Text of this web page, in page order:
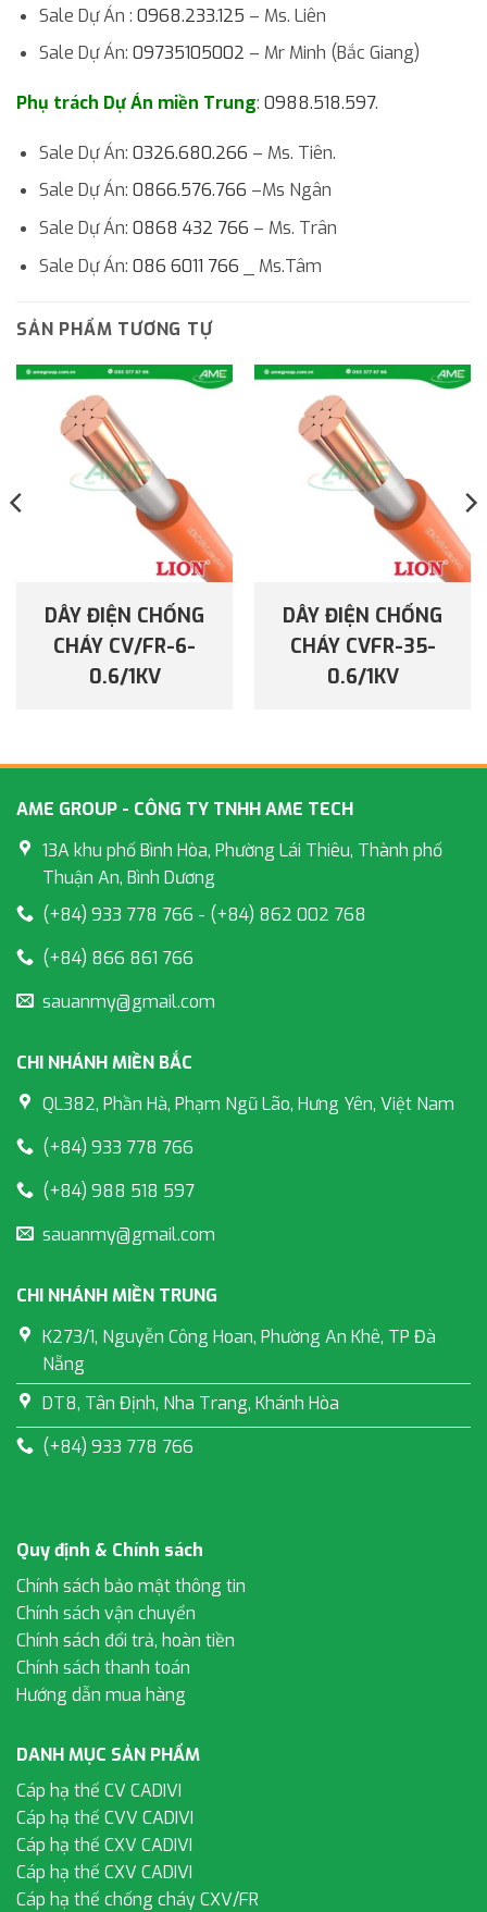
Sale Dự Án : 0968.233.125 – Ms. Liên
Sale Dự Án: 09735105002 – Mr Minh (Bắc Giang)
Phụ trách Dự Án miền Trung: 0988.518.597.
Sale Dự Án: 0326.680.266 – Ms. Tiên.
Sale Dự Án: 0866.576.766 –Ms Ngân
Sale Dự Án: 0868 432 766 – Ms. Trân
Sale Dự Án: 086 6011 766 _ Ms.Tâm
SẢN PHẨM TƯƠNG TỰ
DÂY ĐIỆN CHỐNG
CHÁY CV/FR-6-
0.6/1KV
DÂY ĐIỆN CHỐNG
CHÁY CVFR-35-
0.6/1KV
AME GROUP - CÔNG TY TNHH AME TECH
13A khu phố Bình Hòa, Phường Lái Thiêu, Thành phố
Thuận An, Bình Dương
(+84) 933 778 766 - (+84) 862 002 768
(+84) 866 861 766
sauanmy@gmail.com
CHI NHÁNH MIỀN BẮC
QL382, Phần Hà, Phạm Ngũ Lão, Hưng Yên, Việt Nam
(+84) 933 778 766
(+84) 988 518 597
sauanmy@gmail.com
CHI NHÁNH MIỀN TRUNG
K273/1, Nguyễn Công Hoan, Phường An Khê, TP Đà
Nẵng
DT8, Tân Định, Nha Trang, Khánh Hòa
(+84) 933 778 766
Quy định & Chính sách
Chính sách bảo mật thông tin
Chính sách vận chuyển
Chính sách đổi trả, hoàn tiền
Chính sách thanh toán
Hướng dẫn mua hàng
DANH MỤC SẢN PHẨM
Cáp hạ thế CV CADIVI
Cáp hạ thế CVV CADIVI
Cáp hạ thế CXV CADIVI
Cáp hạ thế CXV CADIVI
Cáp hạ thế chống cháy CXV/FR